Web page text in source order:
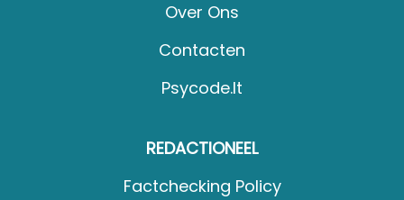
Over Ons
Contacten
Psycode.it
REDACTIONEEL
Factchecking Policy